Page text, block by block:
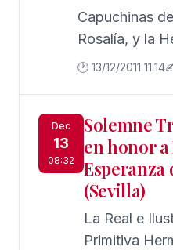
género, un
profundizará
subrayando
desigualdad
supone
Capuchinas
Rosalía, y la
Humero,
🕐 13/12/2011 11:14
Dec
13
08:32
Solemne
en honor a
Esperanza
(Sevilla)
La Real e
Primitiva